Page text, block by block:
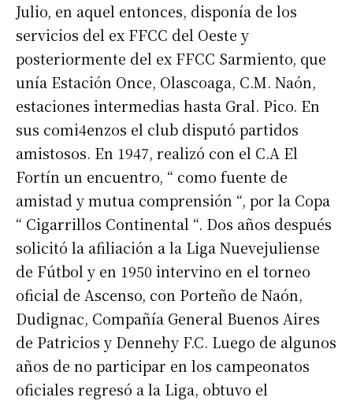
Julio, en aquel entonces, disponía de los
servicios del ex FFCC del Oeste y
posteriormente del ex FFCC Sarmiento, que
unía Estación Once, Olascoaga, C.M. Naón,
estaciones intermedias hasta Gral. Pico. En
sus comi4enzos el club disputó partidos
amistosos. En 1947, realizó con el C.A El
Fortín un encuentro, “ como fuente de
amistad y mutua comprensión “, por la Copa
“ Cigarrillos Continental “. Dos años después
solicitó la afiliación a la Liga Nuevejuliense
de Fútbol y en 1950 intervino en el torneo
oficial de Ascenso, con Porteño de Naón,
Dudignac, Compañía General Buenos Aires
de Patricios y Dennehy F.C. Luego de algunos
años de no participar en los campeonatos
oficiales regresó a la Liga, obtuvo el